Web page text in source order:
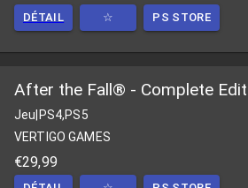
DÉTAIL ☆ PS STORE
After the Fall® - Complete
Jeu PS4,PS5
VERTIGO GAMES
€29,99